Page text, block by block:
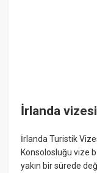
İrlanda
İrlanda Turistik
Konsolosluğu vize
yakın bir sürede